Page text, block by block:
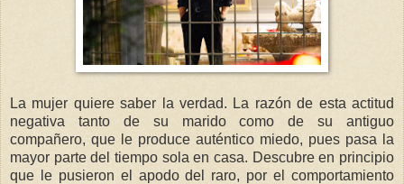
La mujer quiere saber la verdad. La razón de esta actitud
negativa tanto de su marido como de su antiguo
compañero, que le produce auténtico miedo, pues pasa la
mayor parte del tiempo sola en casa. Descubre en principio
que le pusieron el apodo del raro, por el comportamiento